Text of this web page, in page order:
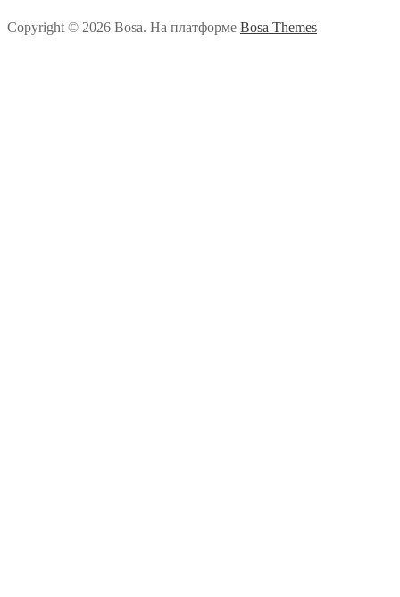
Copyright © 2026 Bosa. На платформе Bosa Themes